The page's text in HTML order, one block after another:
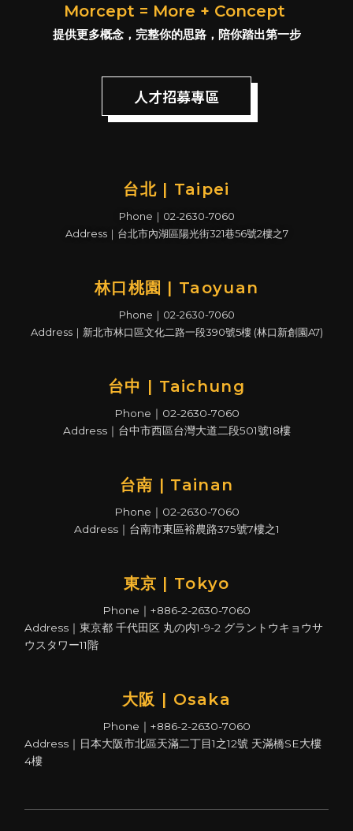
Morcept = More + Concept
提供更多概念，完整你的思路，陪你踏出第一步
人才招募專區
台北 | Taipei
Phone｜02-2630-7060
Address｜台北市內湖區陽光街321巷56號2樓之7
林口桃園 | Taoyuan
Phone｜02-2630-7060
Address｜新北市林口區文化二路一段390號5樓 (林口新創園A7)
台中 | Taichung
Phone｜02-2630-7060
Address｜台中市西區台灣大道二段501號18樓
台南 | Tainan
Phone｜02-2630-7060
Address｜台南市東區裕農路375號7樓之1
東京 | Tokyo
Phone｜+886-2-2630-7060
Address｜東京都 千代田区 丸の内1-9-2 グラントウキョウサ
ウスタワー11階
大阪 | Osaka
Phone｜+886-2-2630-7060
Address｜日本大阪市北區天滿二丁目1之12號 天滿橋SE大樓
4樓